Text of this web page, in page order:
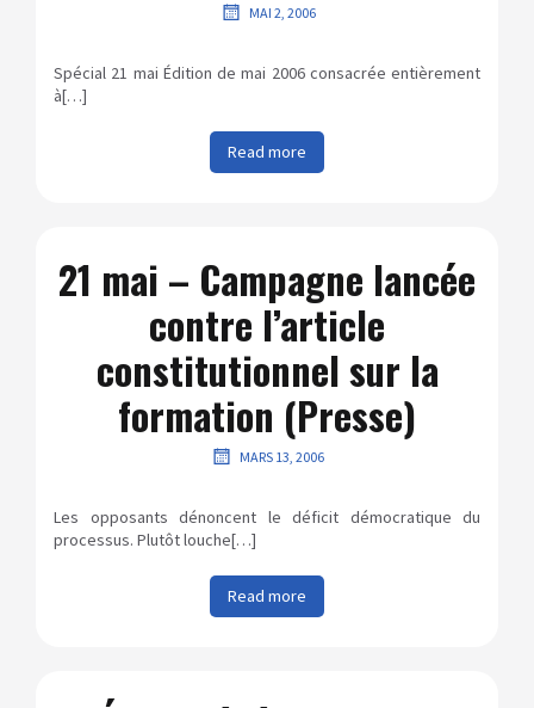
MAI 2, 2006
Spécial 21 mai Édition de mai 2006 consacrée entièrement
à[…]
Read more
21 mai – Campagne lancée
contre l’article
constitutionnel sur la
formation (Presse)
MARS 13, 2006
Les opposants dénoncent le déficit démocratique du
processus. Plutôt louche[…]
Read more